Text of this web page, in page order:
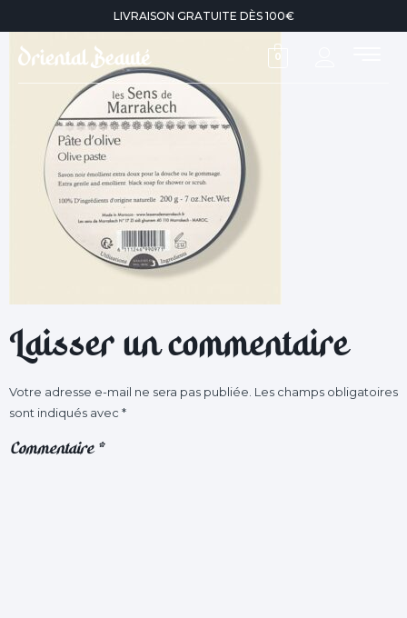
LIVRAISON GRATUITE DÈS 100€
0
Laisser un commentaire
Votre adresse e-mail ne sera pas publiée. Les champs obligatoires
sont indiqués avec *
Commentaire*